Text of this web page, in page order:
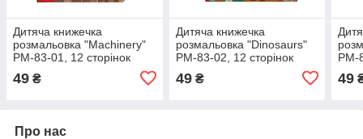
Дитяча книжечка
розмальовка "Machinery"
РМ-83-01, 12 сторінок
49 ₴
Дитяча книжечка
розмальовка "Dinosaurs"
РМ-83-02, 12 сторінок
49₴
РМ-
49
Про нас